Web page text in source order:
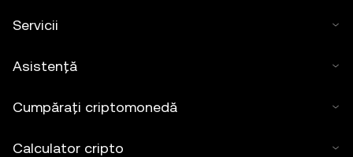
Servicii
Asistență
Cumpărați criptomonedă
Calculator cripto